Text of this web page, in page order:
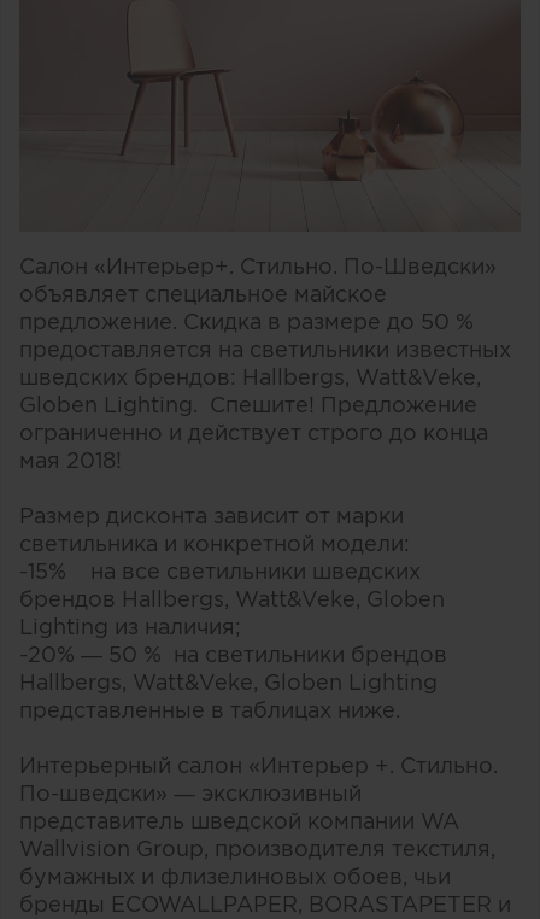
Салон «Интерьер+. Стильно. По-Шведски»
объявляет специальное майское
предложение. Скидка в размере до 50 %
предоставляется на светильники известных
шведских брендов: Hallbergs, Watt&Veke,
Globen Lighting. Спешите! Предложение
ограниченно и действует строго до конца
мая 2018!
Размер дисконта зависит от марки
светильника и конкретной модели:
-15% на все светильники шведских
брендов Hallbergs, Watt&Veke, Globen
Lighting из наличия;
-20% — 50 % на светильники брендов
Hallbergs, Watt&Veke, Globen Lighting
представленные в таблицах ниже.
Интерьерный салон «Интерьер +. Стильно.
По-шведски» — эксклюзивный
представитель шведской компании WA
Wallvision Group, производителя текстиля,
бумажных и флизелиновых обоев, чьи
бренды ECOWALLPAPER, BORASTAPETER и